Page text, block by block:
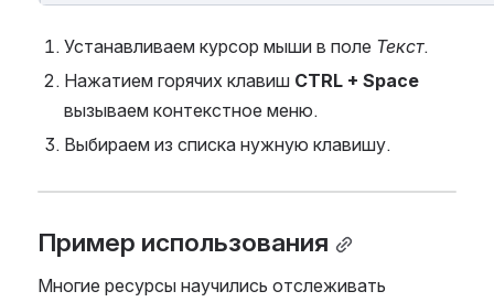
Устанавливаем курсор мыши в поле Текст.
Нажатием горячих клавиш CTRL + Space
вызываем контекстное меню.
Выбираем из списка нужную клавишу.
Пример использования
Многие ресурсы научились отслеживать